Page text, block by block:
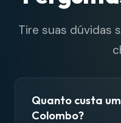
Tire suas dúvidas
Quanto custa
Colombo?